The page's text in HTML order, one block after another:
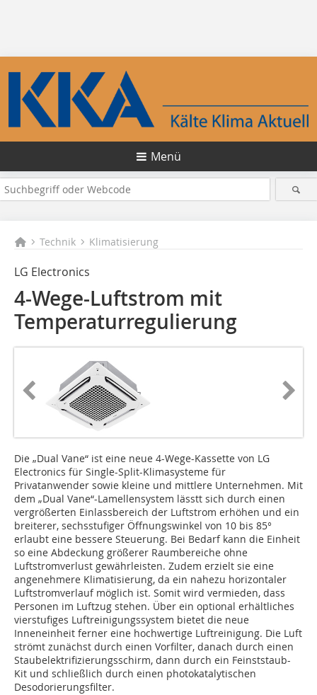
Menü
Technik Klimatisierung
LG Electronics
4-Wege-Luftstrom mit
Temperaturregulierung
Die „Dual Vane“ ist eine neue 4-Wege-Kassette von LG
Electronics für Single-Split-Klimasysteme für
Privatanwender sowie kleine und mittlere Unternehmen. Mit
dem „Dual Vane“-Lamellensystem lässtt sich durch einen
vergrößerten Einlassbereich der Luftstrom erhöhen und ein
breiterer, sechsstufiger Öffnungswinkel von 10 bis 85°
erlaubt eine bessere Steuerung. Bei Bedarf kann die Einheit
so eine Abdeckung größerer Raumbereiche ohne
Luftstromverlust gewährleisten. Zudem erzielt sie eine
angenehmere Klimatisierung, da ein nahezu horizontaler
Luftstromverlauf möglich ist. Somit wird vermieden, dass
Personen im Luftzug stehen. Über ein optional erhältliches
vierstufiges Luftreinigungssystem bietet die neue
Inneneinheit ferner eine hochwertige Luftreinigung. Die Luft
strömt zunächst durch einen Vorfilter, danach durch einen
Staubelektrifizierungsschirm, dann durch ein Feinststaub-
Kit und schließlich durch einen photokatalytischen
Desodorierungsfilter.